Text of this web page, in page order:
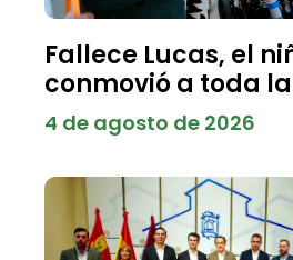
Fallece Lucas, el
conmovió a toda
4 de agosto de 2026